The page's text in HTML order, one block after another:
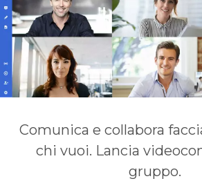
Comunica e collabora
chi vuoi. Lancia
gruppo.